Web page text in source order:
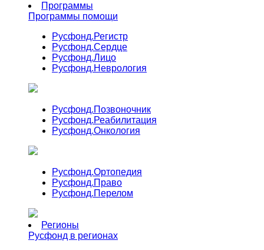
Программы
Программы помощи
Русфонд.Регистр
Русфонд.Сердце
Русфонд.Лицо
Русфонд.Неврология
Русфонд.Позвоночник
Русфонд.Реабилитация
Русфонд.Онкология
Русфонд.Ортопедия
Русфонд.Право
Русфонд.Перелом
Регионы
Русфонд в регионах